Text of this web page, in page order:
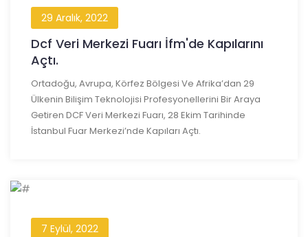
29 Aralık, 2022
Dcf Veri Merkezi Fuarı İfm'de Kapılarını
Açtı.
Ortadoğu, Avrupa, Körfez Bölgesi Ve Afrika’dan 29
Ülkenin Bilişim Teknolojisi Profesyonellerini Bir Araya
Getiren DCF Veri Merkezi Fuarı, 28 Ekim Tarihinde
İstanbul Fuar Merkezi’nde Kapıları Açtı.
7 Eylül, 2022